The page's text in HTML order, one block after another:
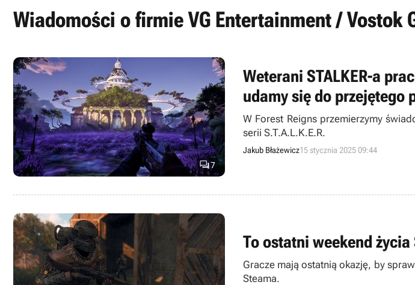
Wiadomości o firmie VG Entertainment / Vostok
7
Weterani STALKER-a
udamy się do przejętego
W Forest Reigns przemierzymy
serii S.T.A.L.K.E.R.
Jakub Błażewicz15 stycznia 2025 09:44
To ostatni weekend
Gracze mają ostatnią okazję, by
Steama.